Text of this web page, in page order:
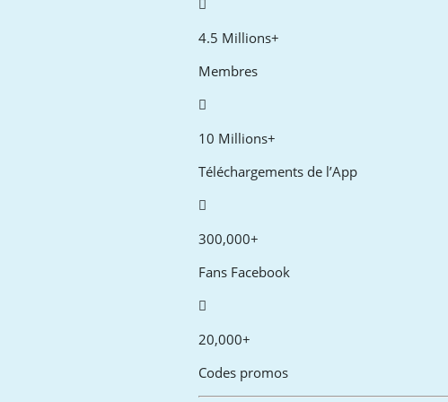
4.5 Millions+
Membres
10 Millions+
Téléchargements de l’App
300,000+
Fans Facebook
20,000+
Codes promos